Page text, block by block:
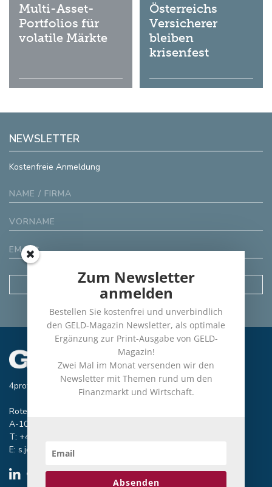
Multi-Asset-
Portfolios für
volatile Märkte
Österreichs
Versicherer
bleiben
krisenfest
4profit Verlag GmbH
Rotenturmstraße 19/1/29 B
A-1010 Wien
T: +43/699/1922 0326
E: s.jovic@geld-magazin.at
NEWSLETTER
Kostenfreie Anmeldung
Zum Newsletter
anmelden
Bestellen Sie kostenfrei und unverbindlich
den GELD-Magazin Newsletter, als optimale
Ergänzung zur Print-Ausgabe von GELD-
Magazin!
Zwei Mal im Monat versenden wir den
Newsletter mit Themen rund um den
Finanzmarkt und Wirtschaft.
Absenden